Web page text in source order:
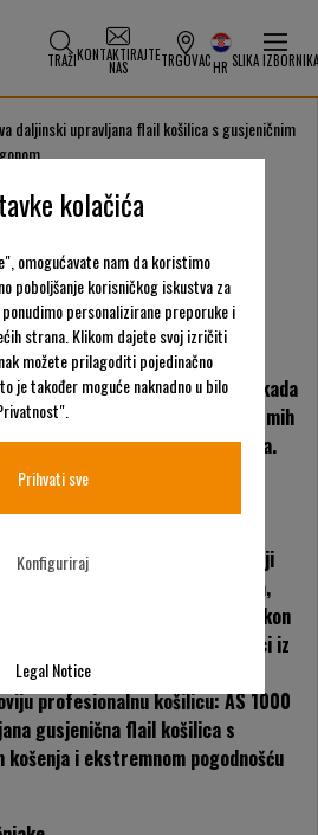
TRAŽIKONTAKTIRAJTE
NAS TRGOVAC HR SLIKA IZBORNIKA
daljinski upravljana flail košilica s gusjeničnim
upravljana
gusjeničnim
AS-Motor je stručnjak kada
je riječ o održavanju strmih
i teško dostupnih kosina.
Već desetljećima,
krajolika, kao i pružatelji
usluga za njegu zelenila,
visoku travu od AS-Motora. Nakon
opsežnih testnih faza, stručnjaci iz
za visoku travu sada
profesionalnu košilicu: AS 1000
gusjenična flail košilica s
i ekstremnom pogodnošću
kolačića
omogućavate nam da koristimo
poboljšanje korisničkog iskustva za
personalizirane preporuke i
strana. Klikom dajete svoj izričiti
možete prilagoditi pojedinačno
je također moguće naknadno u bilo
Prihvati sve
Konfiguriraj
Legal Notice